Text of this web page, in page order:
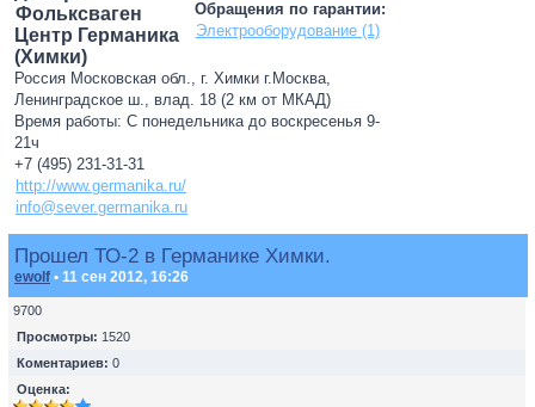
Обращения по гарантии:
Электрооборудование (1)
Фольксваген
Центр Германика
(Химки)
Россия Московская обл., г. Химки г.Москва,
Ленинградское ш., влад. 18 (2 км от МКАД)
Время работы: С понедельника до воскресенья 9-
21ч
+7 (495) 231-31-31
http://www.germanika.ru/
info@sever.germanika.ru
Прошел ТО-2 в Германике Химки.
ewolf • 11 сен 2012, 16:26
9700
Просмотры: 1520
Коментариев: 0
Оценка: